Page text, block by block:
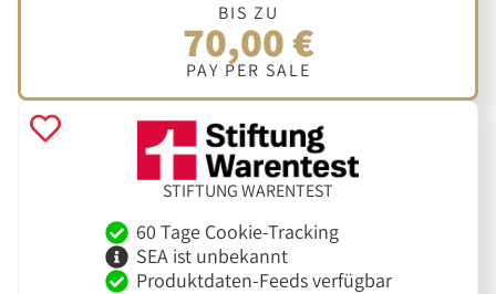
BIS ZU
70,00 €
PAY PER SALE
STIFTUNG WARENTEST
60 Tage Cookie-Tracking
SEA ist unbekannt
Produktdaten-Feeds verfügbar